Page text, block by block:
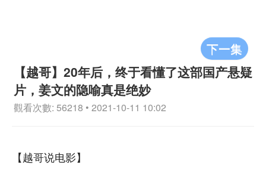
下一集
【越哥】20年后，终于看懂了这部国产悬疑
片，姜文的隐喻真是绝妙
觀看次數: 56218 • 2021-10-11 10:02
【越哥说电影】